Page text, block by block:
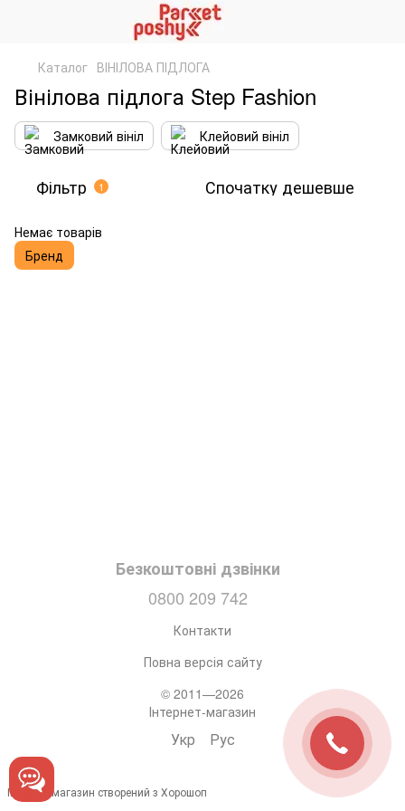
Каталог ВІНІЛОВА ПІДЛОГА
Вінілова підлога Step Fashion
Замковий вініл Клейовий вініл
Фільтр 1 Спочатку дешевше
Немає товарів
Бренд
Безкоштовні дзвінки
0800 209 742
Контакти
Повна версія сайту
© 2011—2026
Інтернет-магазин
Укр Рус
Інтернет-магазин створений з Хорошоп